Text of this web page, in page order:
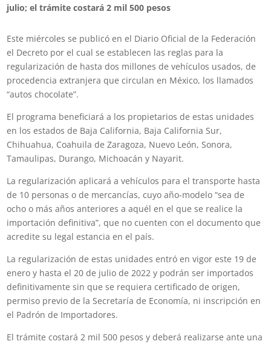
julio; el trámite costará 2 mil 500 pesos
Este miércoles se publicó en el Diario Oficial de la Federación
el Decreto por el cual se establecen las reglas para la
regularización de hasta dos millones de vehículos usados, de
procedencia extranjera que circulan en México, los llamados
“autos chocolate”.
El programa beneficiará a los propietarios de estas unidades
en los estados de Baja California, Baja California Sur,
Chihuahua, Coahuila de Zaragoza, Nuevo León, Sonora,
Tamaulipas, Durango, Michoacán y Nayarit.
La regularización aplicará a vehículos para el transporte hasta
de 10 personas o de mercancías, cuyo año-modelo “sea de
ocho o más años anteriores a aquél en el que se realice la
importación definitiva”, que no cuenten con el documento que
acredite su legal estancia en el país.
La regularización de estas unidades entró en vigor este 19 de
enero y hasta el 20 de julio de 2022 y podrán ser importados
definitivamente sin que se requiera certificado de origen,
permiso previo de la Secretaría de Economía, ni inscripción en
el Padrón de Importadores.
El trámite costará 2 mil 500 pesos y deberá realizarse ante una